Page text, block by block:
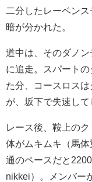
二分したレーベン
暗が分かれた。
道中は、そのダノ
に追走。スパート
た分、コースロス
が、坂下で失速して
レース後、鞍上の
体がムキムキ（馬
通のペースだと
nikkei）。メンバー